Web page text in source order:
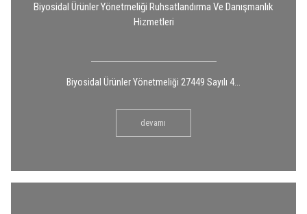
Biyosidal Ürünler Yönetmeliği Ruhsatlandırma Ve Danışmanlık
Hizmetleri
Biyosidal Ürünler Yönetmeliği 27449 Sayılı 4...
devamı